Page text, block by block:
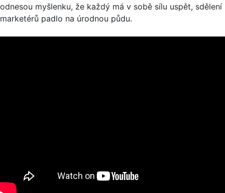
odnesou myšlenku, že každý má v sobě sílu uspět, sdělení
marketérů padlo na úrodnou půdu.​